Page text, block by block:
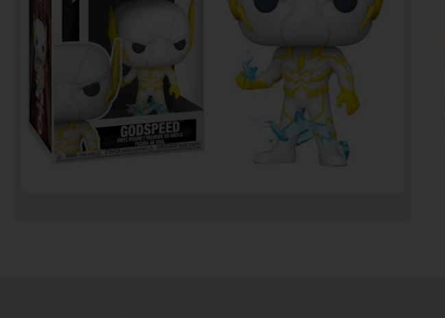
Notebooks
Puzzles
Video Games فيديو
قيمز
علي بحر ـ فرقة الإخوة
البحرينية
عروض خاصه 750 فلس